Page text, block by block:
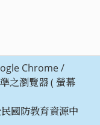
Chrome /
之瀏覽器 ( 螢幕
國防教育資源中